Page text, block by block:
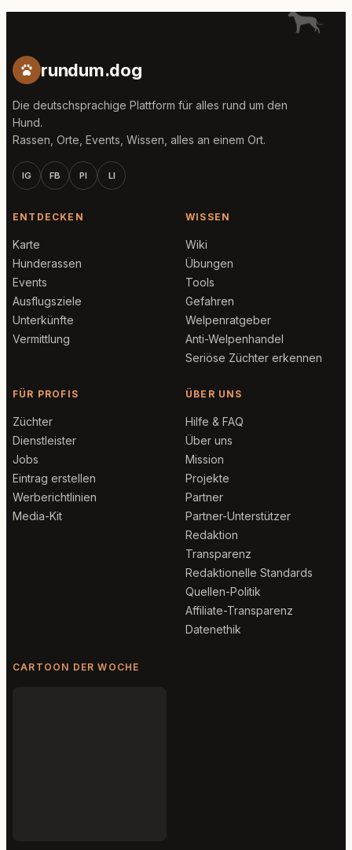
rundum.dog
Die deutschsprachige Plattform für alles rund um den
Hund.
Rassen, Orte, Events, Wissen, alles an einem Ort.
IG FB PI LI
ENTDECKEN
Karte
Hunderassen
Events
Ausflugsziele
Unterkünfte
Vermittlung
WISSEN
Wiki
Übungen
Tools
Gefahren
Welpenratgeber
Anti-Welpenhandel
Seriöse Züchter erkennen
FÜR PROFIS
Züchter
Dienstleister
Jobs
Eintrag erstellen
Werberichtlinien
Media-Kit
ÜBER UNS
Hilfe & FAQ
Über uns
Mission
Projekte
Partner
Partner-Unterstützer
Redaktion
Transparenz
Redaktionelle Standards
Quellen-Politik
Affiliate-Transparenz
Datenethik
CARTOON DER WOCHE